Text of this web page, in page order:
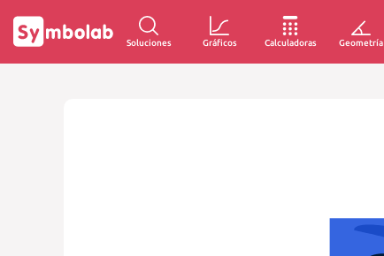
Soluciones Gráficos Calculadoras Geometría